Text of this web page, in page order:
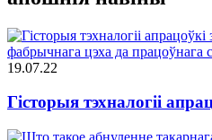
19.07.22
Гісторыя тэхналогіі